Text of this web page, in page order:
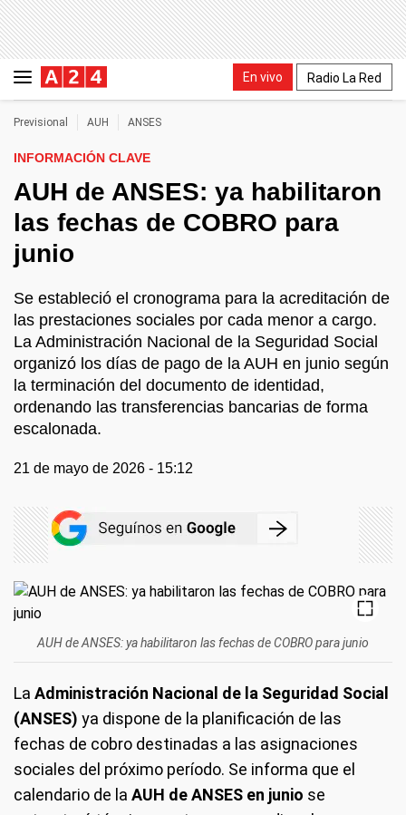
En vivo Radio La Red
Previsional AUH ANSES
INFORMACIÓN CLAVE
AUH de ANSES: ya habilitaron
las fechas de COBRO para
junio
Se estableció el cronograma para la acreditación de
las prestaciones sociales por cada menor a cargo.
La Administración Nacional de la Seguridad Social
organizó los días de pago de la AUH en junio según
la terminación del documento de identidad,
ordenando las transferencias bancarias de forma
escalonada.
21 de mayo de 2026 - 15:12
AUH de ANSES: ya habilitaron las fechas de COBRO para junio
La Administración Nacional de la Seguridad Social
(ANSES) ya dispone de la planificación de las
fechas de cobro destinadas a las asignaciones
sociales del próximo período. Se informa que el
calendario de la AUH de ANSES en junio se